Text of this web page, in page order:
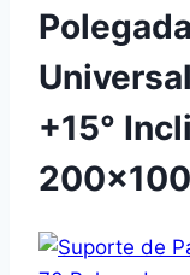
+15°